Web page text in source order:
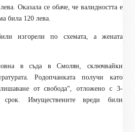
Оказала се обаче, че валидността е
била 120 лева.
изгорели по схемата, а жената
в съда в Смолян, сключвайки
Родопчанката получи като
от свобода“, отложено с 3-
срок. Имуществените вреди били